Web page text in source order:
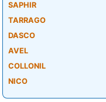
SAPHIR
TARRAGO
DASCO
AVEL
COLLONIL
NICO